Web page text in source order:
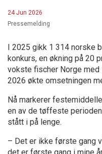
24 Jun 2026
Pressemelding
I 2025 gikk 1 314 norske
konkurs, en økning på 20
vokste fischer Norge
2026 økte omsetningen
Nå markerer
en av de tøffeste
stått i på lenge.
– Det er ikke første gang
det er første gang i mine